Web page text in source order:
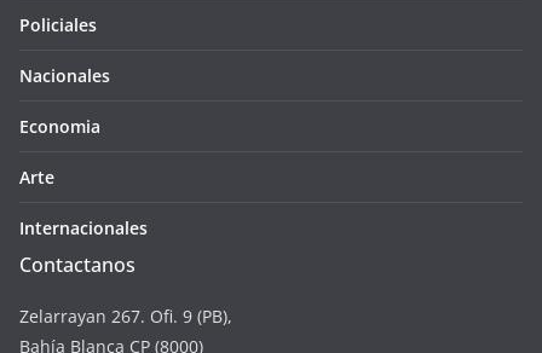
Policiales
Nacionales
Economia
Arte
Internacionales
Contactanos
Zelarrayan 267. Ofi. 9 (PB),
Bahía Blanca CP (8000)